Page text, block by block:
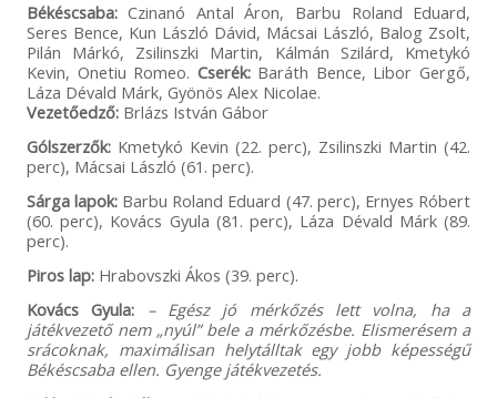
Békéscsaba:Czinanó Antal Áron, Barbu Roland Eduard,
Seres Bence, Kun László Dávid, Mácsai László, Balog Zsolt,
Pilán Márkó, Zsilinszki Martin, Kálmán Szilárd, Kmetykó
Kevin, Onetiu Romeo. Cserék:Baráth Bence, Libor Gergő,
Láza Dévald Márk, Gyönös Alex Nicolae.
Vezetőedző:Brlázs István Gábor
Gólszerzők:Kmetykó Kevin (22. perc), Zsilinszki Martin (42.
perc), Mácsai László (61. perc).
Sárga lapok: Barbu Roland Eduard (47. perc), Ernyes Róbert
(60. perc), Kovács Gyula (81. perc), Láza Dévald Márk (89.
perc).
Piros lap:Hrabovszki Ákos (39. perc).
Kovács Gyula:
– Egész jó mérkőzés lett volna, ha a
játékvezető nem „nyúl” bele a mérkőzésbe. Elismerésem a
srácoknak, maximálisan helytálltak egy jobb képességű
Békéscsaba ellen. Gyenge játékvezetés.